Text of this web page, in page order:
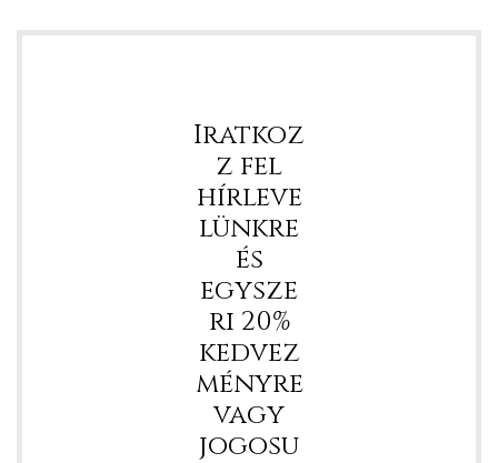
Iratkoz
z fel
hírleve
lünkre
és
egysze
ri 20%
kedvez
ményre
vagy
jogosu